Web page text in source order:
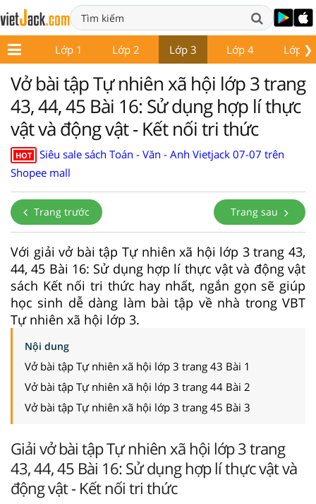
❯
Lớp 1 Lớp 2 Lớp 3 Lớp 4 Lớp 5
Vở bài tập Tự nhiên xã hội lớp 3 trang
43, 44, 45 Bài 16: Sử dụng hợp lí thực
vật và động vật - Kết nối tri thức
HOT
Siêu sale sách Toán - Văn - Anh Vietjack 07-07 trên
Shopee mall
Trang trước Trang sau
Với giải vở bài tập Tự nhiên xã hội lớp 3 trang 43,
44, 45 Bài 16: Sử dụng hợp lí thực vật và động vật
sách Kết nối tri thức hay nhất, ngắn gọn sẽ giúp
học sinh dễ dàng làm bài tập về nhà trong VBT
Tự nhiên xã hội lớp 3.
Nội dung
Vở bài tập Tự nhiên xã hội lớp 3 trang 43 Bài 1
Vở bài tập Tự nhiên xã hội lớp 3 trang 44 Bài 2
Vở bài tập Tự nhiên xã hội lớp 3 trang 45 Bài 3
Giải vở bài tập Tự nhiên xã hội lớp 3 trang
43, 44, 45 Bài 16: Sử dụng hợp lí thực vật và
động vật - Kết nối tri thức